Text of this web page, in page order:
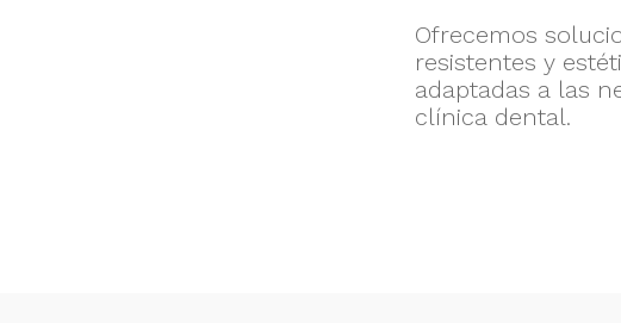
Ofrecemos
resistentes y
adaptadas a las
clínica dental.